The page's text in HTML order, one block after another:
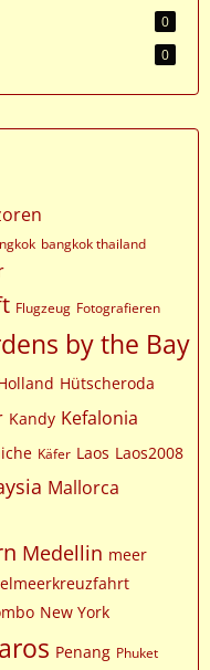
0
0
bangkok thailand
Flugzeug Fotografieren
by the Bay
Hütscheroda
Kandy Kefalonia
Käfer Laos Laos2008
Mallorca
Medellin meer
New York
Penang Phuket